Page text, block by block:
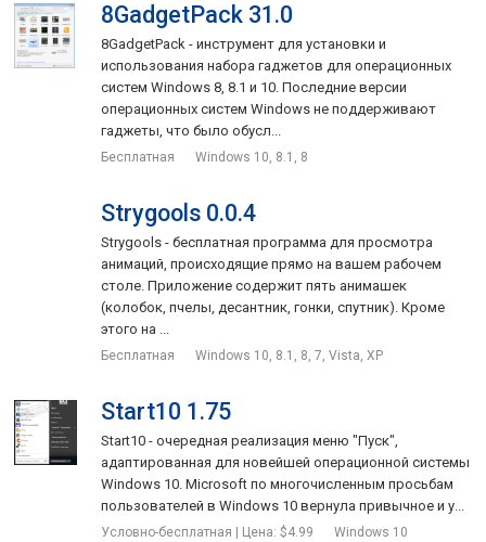
8GadgetPack 31.0
8GadgetPack - инструмент для установки и
использования набора гаджетов для операционных
систем Windows 8, 8.1 и 10. Последние версии
операционных систем Windows не поддерживают
гаджеты, что было обусл...
Бесплатная Windows 10, 8.1, 8
Strygools 0.0.4
Strygools - бесплатная программа для просмотра
анимаций, происходящие прямо на вашем рабочем
столе. Приложение содержит пять анимашек
(колобок, пчелы, десантник, гонки, спутник). Кроме
этого на ...
Бесплатная Windows 10, 8.1, 8, 7, Vista, XP
Start10 1.75
Start10 - очередная реализация меню "Пуск",
адаптированная для новейшей операционной системы
Windows 10. Microsoft по многочисленным просьбам
пользователей в Windows 10 вернула привычное и у...
Условно-бесплатная | Цена: $4.99 Windows 10